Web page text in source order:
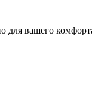
вашего